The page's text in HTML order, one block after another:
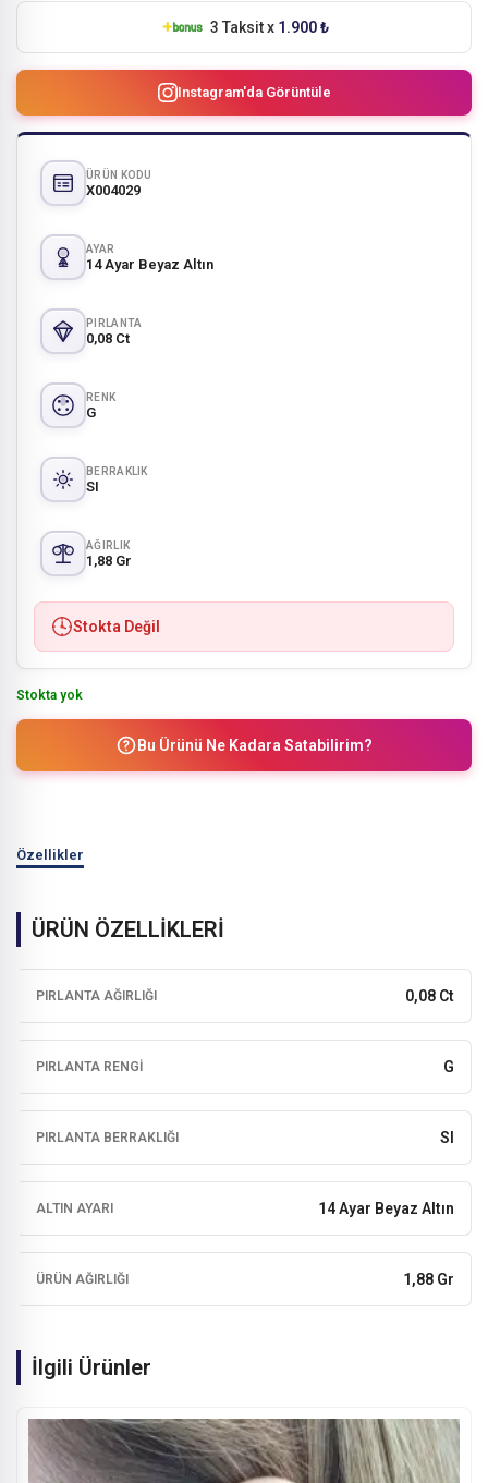
3 Taksit x 1.900 ₺
Instagram'da Görüntüle
ÜRÜN KODU
X004029
AYAR
14 Ayar Beyaz Altın
PIRLANTA
0,08 Ct
RENK
G
BERRAKLIK
SI
AĞIRLIK
1,88 Gr
Stokta Değil
Stokta yok
Bu Ürünü Ne Kadara Satabilirim?
Özellikler
ÜRÜN ÖZELLİKLERİ
PIRLANTA AĞIRLIĞI 0,08 Ct
PIRLANTA RENGI G
PIRLANTA BERRAKLIĞI SI
ALTIN AYARI 14 Ayar Beyaz Altın
ÜRÜN AĞIRLIĞI 1,88 Gr
İlgili Ürünler